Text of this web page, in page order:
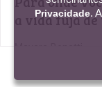
a vida fuja de
Privacidade.